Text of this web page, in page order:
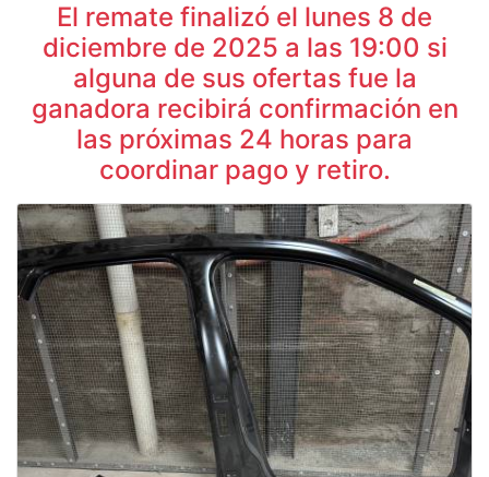
El remate finalizó el lunes 8 de
diciembre de 2025 a las 19:00 si
alguna de sus ofertas fue la
ganadora recibirá confirmación en
las próximas 24 horas para
coordinar pago y retiro.